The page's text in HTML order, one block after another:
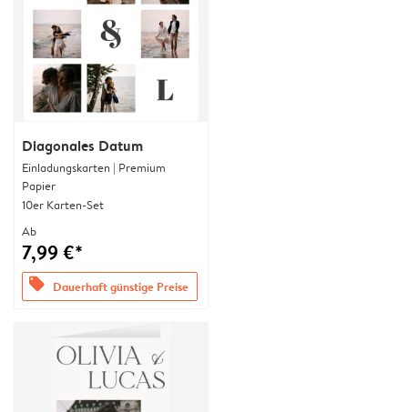
Diagonales Datum
Einladungskarten | Premium
Papier
10er Karten-Set
Ab
7,99 €*
offers Dauerhaft günstige Preise